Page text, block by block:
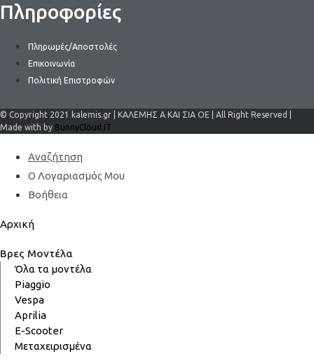
Πληροφορίες
Πληρωμές/Αποστολές
Επικοινωνία
Πολιτική Επιστροφών
© Copyright 2021 kalemis.gr | ΚΑΛΕΜΗΣ Α ΚΑΙ ΣΙΑ ΟΕ | All Right Reserved |
Made with by BunnyCloud.IT
Αναζήτηση
Ο Λογαριασμός Μου
Βοήθεια
Αρχική
Βρες Μοντέλα
Όλα τα μοντέλα
Piaggio
Vespa
Aprilia
E-Scooter
Μεταχειρισμένα